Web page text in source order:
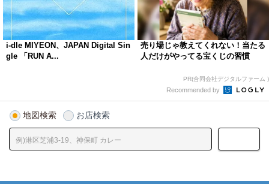
i-dle MIYEON、JAPAN Digital Sin
gle 「RUN A...
売り場じゃ教えてくれない！当たる
人だけがやってる宝くじの習慣
PR(合同会社デジタルファーム )
Recommended by
地図検索 お店検索